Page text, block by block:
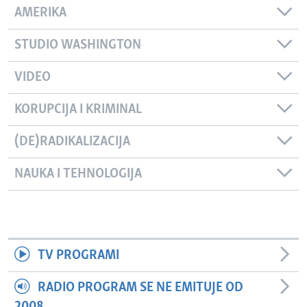
AMERIKA
STUDIO WASHINGTON
VIDEO
KORUPCIJA I KRIMINAL
(DE)RADIKALIZACIJA
NAUKA I TEHNOLOGIJA
TV PROGRAMI
RADIO PROGRAM SE NE EMITUJE OD